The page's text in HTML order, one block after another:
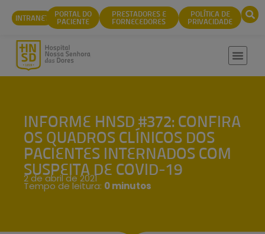
conteúdo
INTRANET PORTAL DO
PACIENTE
PRESTADORES E
FORNECEDORES
POLÍTICA DE
PRIVACIDADE
INFORME HNSD #372: CONFIRA
OS QUADROS CLÍNICOS DOS
PACIENTES INTERNADOS COM
SUSPEITA DE COVID-19
2 de abril de 2021
Tempo de leitura: 0 minutos